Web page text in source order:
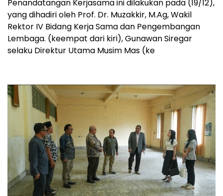
Penandatangan Kerjasama ini dilakukan pada (19/12),
yang dihadiri oleh Prof. Dr. Muzakkir, M.Ag, Wakil
Rektor IV Bidang Kerja Sama dan Pengembangan
Lembaga. (keempat dari kiri), Gunawan Siregar
selaku Direktur Utama Musim Mas (ke